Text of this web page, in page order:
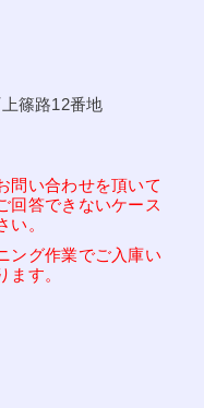
篠路12番地
問い合わせを頂いて
回答できないケース
。
ング作業でご入庫い
す。